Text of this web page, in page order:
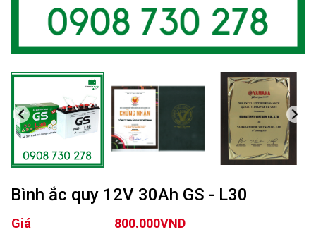
Bình ắc quy 12V 30Ah GS - L30
Giá
800.000VND